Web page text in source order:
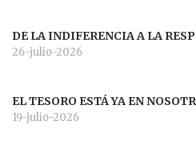
DE LA INDIFERENCIA A LA
26-julio-2026
EL TESORO ESTÁ YA EN
19-julio-2026